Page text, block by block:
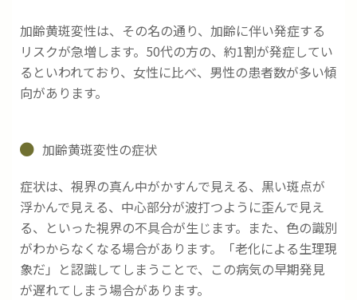
加齢黄斑変性は、その名の通り、加齢に伴い発症する
リスクが急増します。50代の方の、約1割が発症してい
るといわれており、女性に比べ、男性の患者数が多い傾
向があります。
加齢黄斑変性の症状
症状は、視界の真ん中がかすんで見える、黒い斑点が
浮かんで見える、中心部分が波打つように歪んで見え
る、といった視界の不具合が生じます。また、色の識別
がわからなくなる場合があります。「老化による生理現
象だ」と認識してしまうことで、この病気の早期発見
が遅れてしまう場合があります。